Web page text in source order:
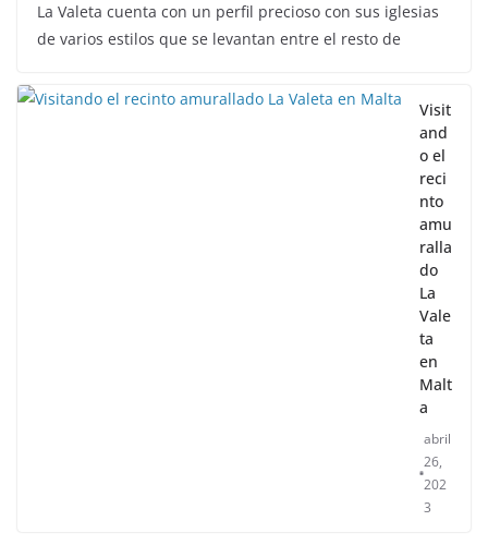
La Valeta cuenta con un perfil precioso con sus iglesias
de varios estilos que se levantan entre el resto de
Visit
and
o el
reci
nto
amu
ralla
do
La
Vale
ta
en
Malt
a
abril
26,
202
3